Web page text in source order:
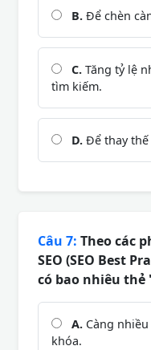
B. Để chèn
C. Tăng tỷ lệ
tìm kiếm.
D. Để thay
Câu 7: Theo các
SEO (SEO Best
có bao nhiêu thẻ
A. Càng
khóa.